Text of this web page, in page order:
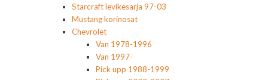
Starcraft levikesarja 97-03
Mustang korinosat
Chevrolet
Van 1978-1996
Van 1997-
Pick upp 1988-1999